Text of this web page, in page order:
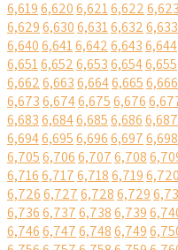
6,6196,6206,6216,6226,623
6,6296,6306,6316,6326,633
6,6406,6416,6426,6436,644
6,6516,6526,6536,6546,655
6,6626,6636,6646,6656,666
6,6736,6746,6756,676
6,6836,6846,6856,6866,687
6,6946,6956,6966,6976,698
6,7056,7066,7076,708
6,7166,7176,7186,7196,720
6,7266,7276,7286,729
6,7366,7376,7386,739
6,7466,7476,7486,749